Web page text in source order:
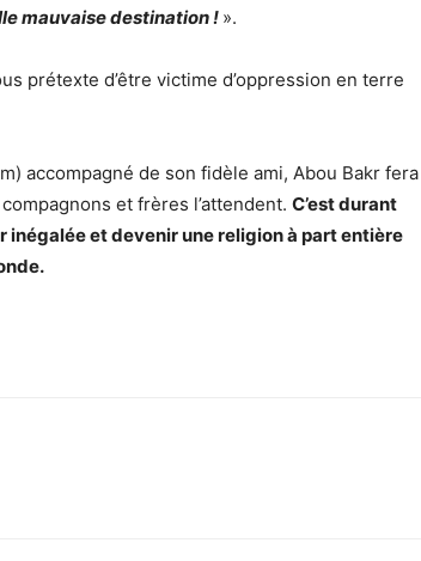
mauvaise destination ! ».
prétexte d’être victime d’oppression en terre
accompagné de son fidèle ami, Abou Bakr fera
et frères l’attendent. C’est durant
inégalée et devenir une religion à part entière